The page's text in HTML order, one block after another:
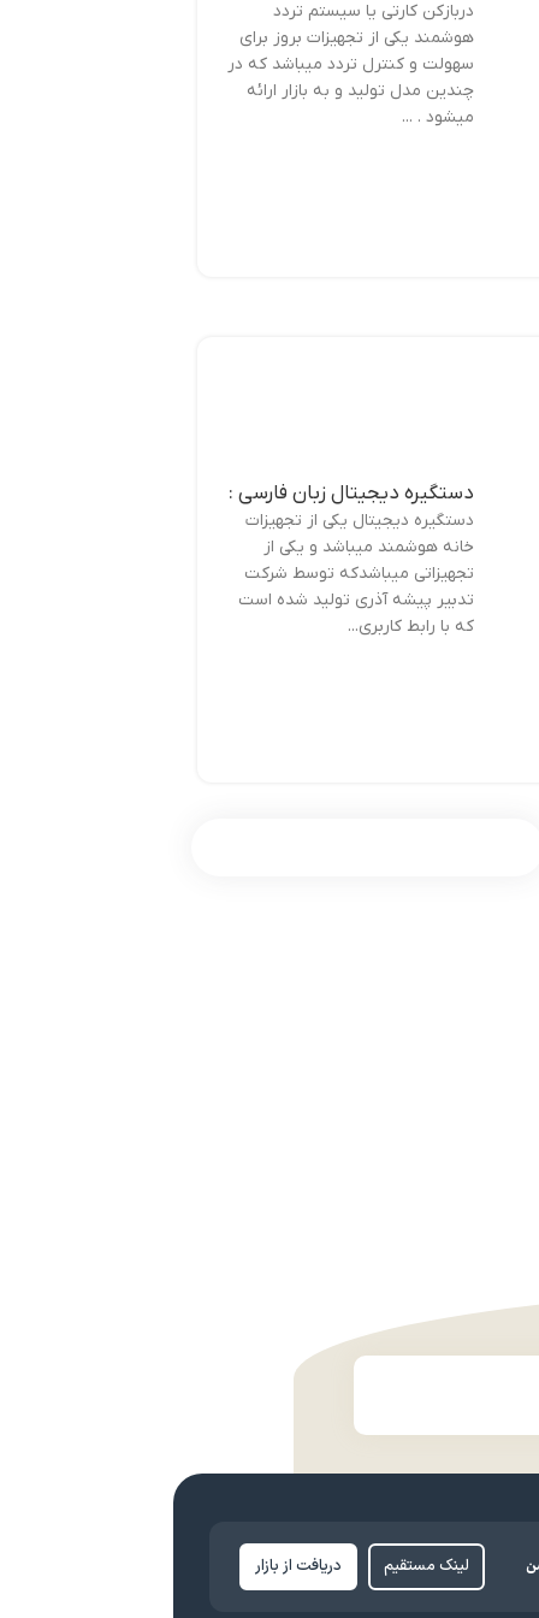
دربازکن کارتی یا سیستم تردد
هوشمند یکی از تجهیزات بروز برای
سهولت و کنترل تردد میباشد که در
چندین مدل تولید و به بازار ارائه
میشود . ...
دستگیره دیجیتال زبان فارسی :
دستگیره دیجیتال یکی از تجهیزات
خانه هوشمند میباشد و یکی از
تجهیزاتی میباشدکه توسط شرکت
تدبیر پیشه آذری تولید شده است
که با رابط کاربری...
لینک مستقیم دریافت از بازار